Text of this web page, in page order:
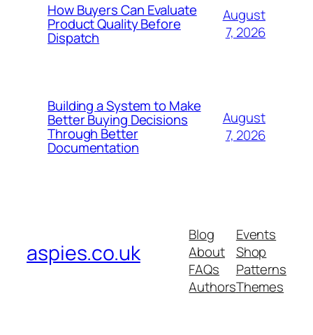
How Buyers Can Evaluate
Product Quality Before
Dispatch
August
7, 2026
Building a System to Make
Better Buying Decisions
Through Better
Documentation
August
7, 2026
aspies.co.uk
Blog
About
FAQs
Authors
Events
Shop
Patterns
Themes